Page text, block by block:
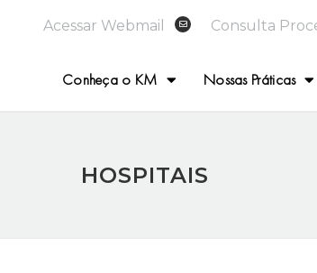
Acessar Webmail Consulta
Conheça o KM Nossas Práticas
HOSPITAIS